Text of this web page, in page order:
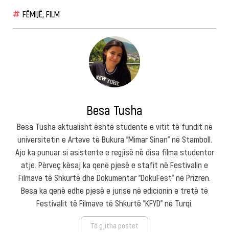
FËMIJË FILM
Besa Tusha
Besa Tusha aktualisht është studente e vitit të fundit në
universitetin e Arteve të Bukura "Mimar Sinan" në Stamboll.
Ajo ka punuar si asistente e regjisë në disa filma studentor
atje. Përveç kësaj ka qenë pjesë e stafit në Festivalin e
Filmave të Shkurtë dhe Dokumentar "DokuFest" në Prizren.
Besa ka qenë edhe pjesë e jurisë në edicionin e tretë të
Festivalit të Filmave të Shkurtë "KFYD" në Turqi.
Të gjitha postet